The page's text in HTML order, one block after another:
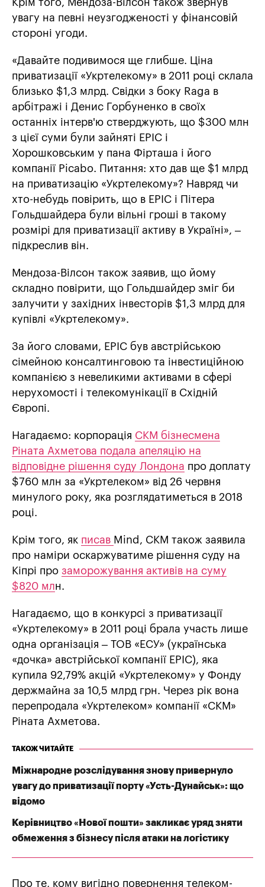
Крім того, Мендоза-Вілсон також звернув
увагу на певні неузгодженості у фінансовій
стороні угоди.
«Давайте подивимося ще глибше. Ціна
приватизації «Укртелекому» в 2011 році склала
близько $1,3 млрд. Свідки з боку Raga в
арбітражі і Денис Горбуненко в своїх
останніх інтерв'ю стверджують, що $300 млн
з цієї суми були зайняті EPIC і
Хорошковським у пана Фірташа і його
компанії Picabo. Питання: хто дав ще $1 млрд
на приватизацію «Укртелекому»? Навряд чи
хто-небудь повірить, що в EPIC і Пітера
Гольдшайдера були вільні гроші в такому
розмірі для приватизації активу в Україні», –
підкреслив він.
Мендоза-Вілсон також заявив, що йому
складно повірити, що Гольдшайдер зміг би
залучити у західних інвесторів $1,3 млрд для
купівлі «Укртелекому».
За його словами, EPIC був австрійською
сімейною консалтинговою та інвестиційною
компанією з невеликими активами в сфері
нерухомості і телекомунікації в Східній
Європі.
Нагадаємо: корпорація СКМ бізнесмена
Ріната Ахметова подала апеляцію на
відповідне рішення суду Лондона про доплату
$760 млн за «Укртелеком» від 26 червня
минулого року, яка розглядатиметься в 2018
році.
Крім того, як писав Mind, СКМ також заявила
про наміри оскаржуватиме рішення суду на
Кіпрі про заморожування активів на суму
$820 млн.
Нагадаємо, що в конкурсі з приватизації
«Укртелекому» в 2011 році брала участь лише
одна організація – ТОВ «ЕСУ» (українська
«дочка» австрійської компанії EPIC), яка
купила 92,79% акцій «Укртелекому» у Фонду
держмайна за 10,5 млрд грн. Через рік вона
перепродала «Укртелеком» компанії «СКМ»
Ріната Ахметова.
ТАКОЖ ЧИТАЙТЕ
Міжнародне розслідування знову привернуло
увагу до приватизації порту «Усть-Дунайськ»: що
відомо
Керівництво «Нової пошти» закликає уряд зняти
обмеження з бізнесу після атаки на логістику
Про те, кому вигідно повернення телеком-